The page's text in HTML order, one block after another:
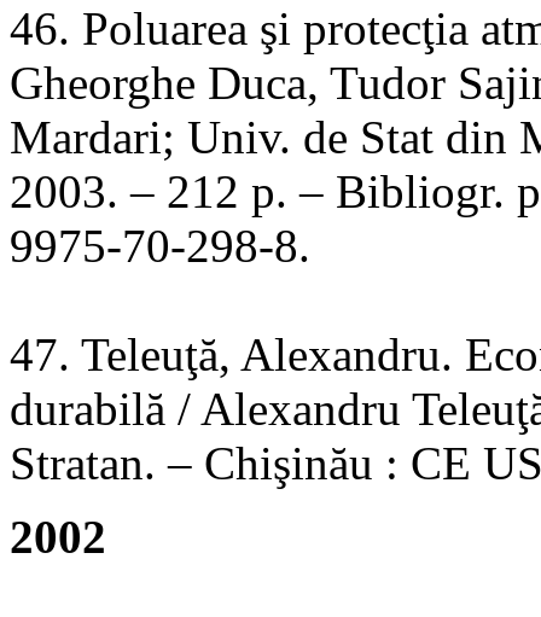
46. Poluarea şi protecţia
Gheorghe Duca, Tudor
Mardari; Univ. de Stat din
2003. – 212 p. – Bibliogr.
9975-70-298-8.
47. Teleuţă, Alexandru.
durabilă / Alexandru
Stratan. – Chişinău : CE
2002